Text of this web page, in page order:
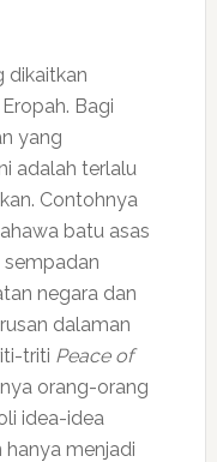
dikaitkan
Bagi
yang
adalah terlalu
Contohnya
batu asas
negara dan
dalaman
triti Peace of
orang-orang
idea-idea
hanya menjadi